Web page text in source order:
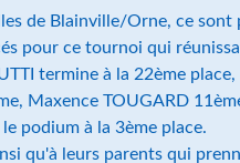
de Blainville/Orne, ce sont
pour ce tournoi qui
termine à la 22ème
Maxence TOUGARD
podium à la 3ème place.
qu'à leurs parents qui